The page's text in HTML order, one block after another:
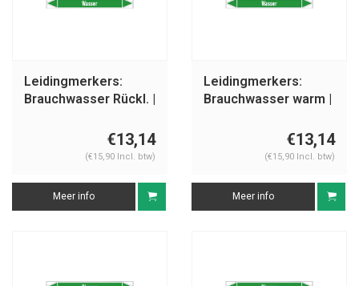
Leidingmerkers:
Brauchwasser Rückl. |
€13,14
(€15,90 Incl. btw)
Meer info
Leidingmerkers:
Brauchwasser warm |
€13,14
(€15,90 Incl. btw)
Meer info